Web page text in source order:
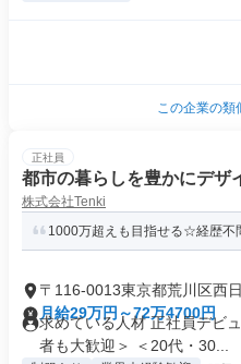
この企業の類
正社員
都市の暮らしを豊かにデザ
株式会社Tenki
1000万超えも目指せる☆経歴不
〒116-0013東京都荒川区西
月給29万円～72万4700円
求めている人材 正社員デビ
者も大歓迎＞ ＜20代・30...